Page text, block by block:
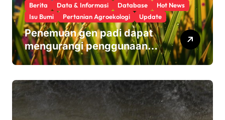
Berita Data & Informasi Database
Hot News
Isu Bumi
Pertanian Agroekologi Update
Penemuan gen padi dapat
mengurangi penggunaan
pupuk sekaligus melindungi